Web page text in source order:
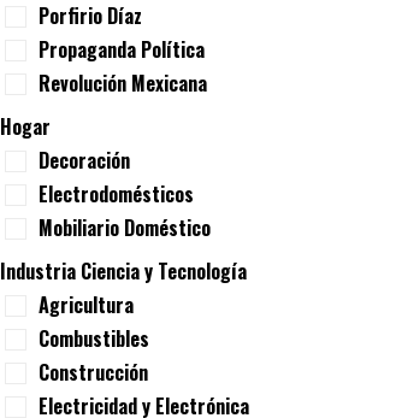
Porfirio Díaz
Propaganda Política
Revolución Mexicana
Hogar
Decoración
Electrodomésticos
Mobiliario Doméstico
Industria Ciencia y Tecnología
Agricultura
Combustibles
Construcción
Electricidad y Electrónica